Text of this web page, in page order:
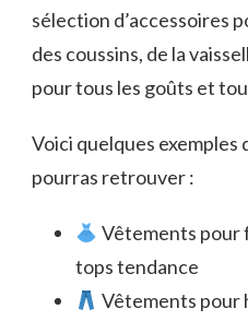
sélection d’accessoires
des coussins, de la
pour tous les goûts et
Voici quelques exemples
pourras retrouver :
Vêtements pour
tops tendance
Vêtements pour